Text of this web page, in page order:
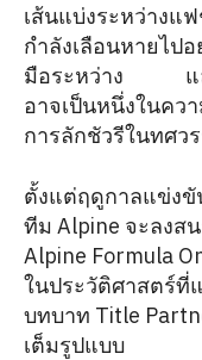
เส้นแบ่งระหว่างแ
กำลังเลือนหายไป
มือระหว่าง
อาจเป็นหนึ่งในคว
การลักชัวรีในทศว
ตั้งแต่ฤดูกาลแข่งขั
ทีม Alpine จะลงส
Alpine Formula
ในประวัติศาสตร์
บทบาท Title
เต็มรูปแบบ